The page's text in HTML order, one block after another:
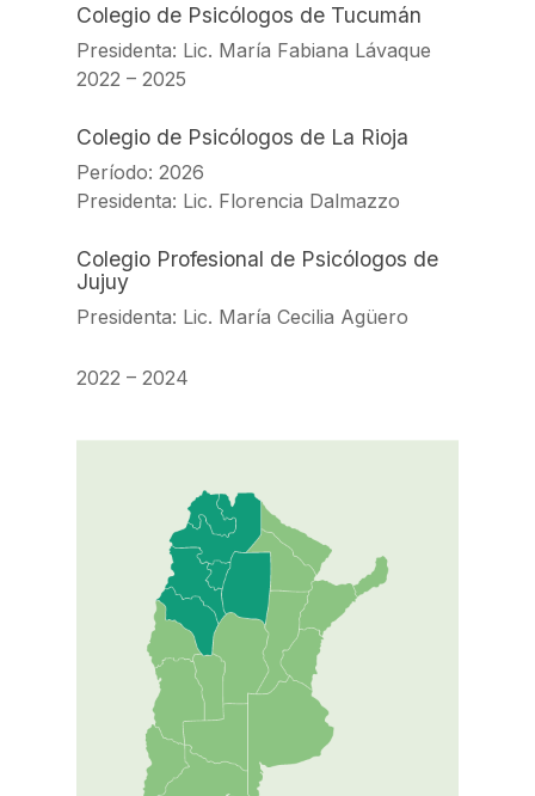
Colegio de Psicólogos de Tucumán
Presidenta: Lic. María Fabiana Lávaque
2022 – 2025
Colegio de Psicólogos de La Rioja
Período: 2026
Presidenta: Lic. Florencia Dalmazzo
Colegio Profesional de Psicólogos de
Jujuy
Presidenta: Lic. María Cecilia Agüero
2022 – 2024